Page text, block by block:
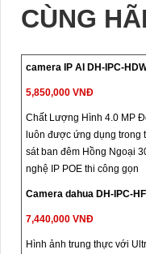
CÙNG
camera IP AI DH-IPC-
5,850,000 VNĐ
Chất Lượng Hình 4.0 MP
luôn được ứng dụng trong
sát ban đêm Hồng Ngoại
nghệ IP POE thi công gọn
Camera dahua DH-IPC-
7,440,000 VNĐ
Hình ảnh trung thực với